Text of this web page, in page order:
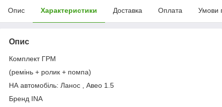
Опис Характеристики Доставка Оплата Умови
Опис
Комплект ГРМ
(ремінь + ролик + помпа)
НА автомобіль: Ланос , Авео 1.5
Бренд INA